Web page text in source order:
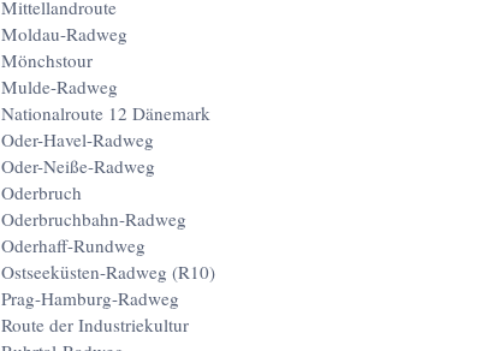
Mittellandroute
Moldau-Radweg
Mönchstour
Mulde-Radweg
Nationalroute 12 Dänemark
Oder-Havel-Radweg
Oder-Neiße-Radweg
Oderbruch
Oderbruchbahn-Radweg
Oderhaff-Rundweg
Ostseeküsten-Radweg (R10)
Prag-Hamburg-Radweg
Route der Industriekultur